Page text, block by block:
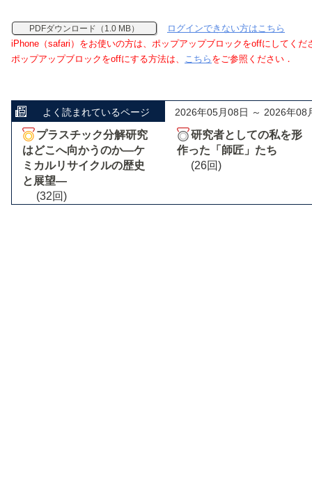
PDFダウンロード（1.0 MB）
ログインできない方はこちら
iPhone（safari）をお使いの方は、ポップアップブロックをoffにしてくだ
ポップアップブロックをoffにする方法は、 こちら をご参照ください．
よく読まれているページ 2026年05月08日 ～ 2026年08
プラスチック分解研究
はどこへ向かうのか―ケ
ミカルリサイクルの歴史
と展望―
(32回)
研究者としての私を形
作った「師匠」たち
(26回)